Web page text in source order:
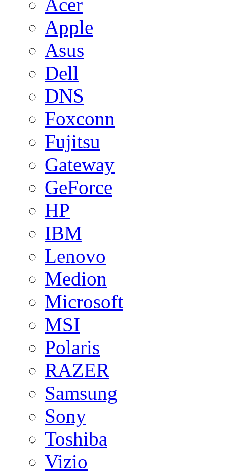
Apple
Asus
Dell
DNS
Foxconn
Fujitsu
Gateway
GeForce
HP
IBM
Lenovo
Medion
Microsoft
MSI
Polaris
RAZER
Samsung
Sony
Toshiba
Vizio